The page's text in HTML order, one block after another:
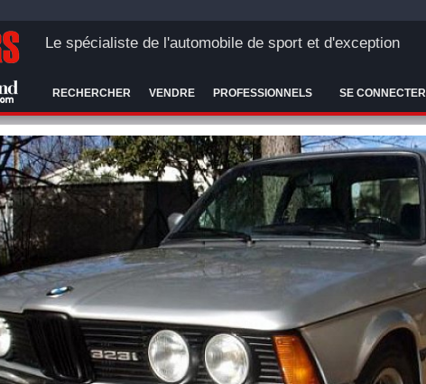
Le spécialiste de l'automobile de sport et d'exception
RECHERCHER VENDRE PROFESSIONNELS SE CONNECTER